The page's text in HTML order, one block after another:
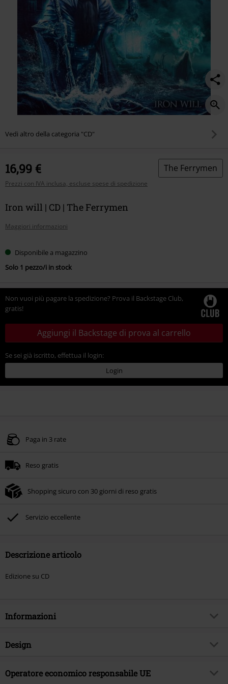
Vedi altro della categoria "CD"
16,99 €
Prezzi con IVA inclusa, escluse spese di spedizione
The Ferrymen
Iron will | CD | The Ferrymen
Maggiori informazioni
Disponibile a magazzino
Solo 1 pezzo/i in stock
Non vuoi più pagare la spedizione? Prova il Backstage Club,
gratis!
Aggiungi il Backstage di prova al carrello
Se sei già iscritto, effettua il login:
Login
Paga in 3 rate
Reso gratis
Shopping sicuro con 30 giorni di reso gratis
Servizio eccellente
Descrizione articolo
Edizione su CD
Informazioni
Codice articolo
Genere Musicale
Melodic Metal
Design
Tipologia prodotto
CD
Operatore economico responsabile UE